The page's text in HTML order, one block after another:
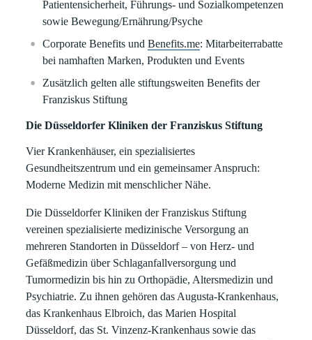
Patientensicherheit, Führungs- und Sozialkompetenzen
sowie Bewegung/Ernährung/Psyche
Corporate Benefits undBenefits.me: Mitarbeiterrabatte
bei namhaften Marken, Produkten und Events
Zusätzlich gelten alle stiftungsweiten Benefits der
Franziskus Stiftung
Die Düsseldorfer Kliniken der Franziskus Stiftung
Vier Krankenhäuser, ein spezialisiertes
Gesundheitszentrum und ein gemeinsamer Anspruch:
Moderne Medizin mit menschlicher Nähe.
Die Düsseldorfer Kliniken der Franziskus Stiftung
vereinen spezialisierte medizinische Versorgung an
mehreren Standorten in Düsseldorf – von Herz- und
Gefäßmedizin über Schlaganfallversorgung und
Tumormedizin bis hin zu Orthopädie, Altersmedizin und
Psychiatrie. Zu ihnen gehören das Augusta-Krankenhaus,
das Krankenhaus Elbroich, das Marien Hospital
Düsseldorf, das St. Vinzenz-Krankenhaus sowie das